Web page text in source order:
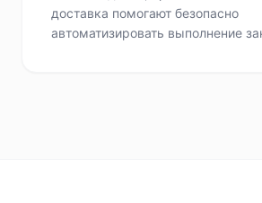
доставка помогают безопасно
автоматизировать выполнение